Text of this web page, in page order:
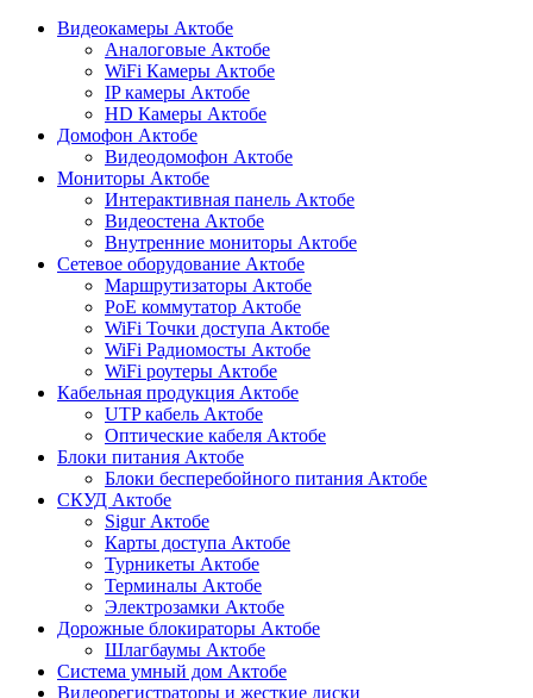
Видеокамеры Актобе
Аналоговые Актобе
WiFi Камеры Актобе
IP камеры Актобе
HD Камеры Актобе
Домофон Актобе
Видеодомофон Актобе
Мониторы Актобе
Интерактивная панель Актобе
Видеостена Актобе
Внутренние мониторы Актобе
Сетевое оборудование Актобе
Маршрутизаторы Актобе
PoE коммутатор Актобе
WiFi Точки доступа Актобе
WiFi Радиомосты Актобе
WiFi роутеры Актобе
Кабельная продукция Актобе
UTP кабель Актобе
Оптические кабеля Актобе
Блоки питания Актобе
Блоки бесперебойного питания Актобе
СКУД Актобе
Sigur Актобе
Карты доступа Актобе
Турникеты Актобе
Терминалы Актобе
Электрозамки Актобе
Дорожные блокираторы Актобе
Шлагбаумы Актобе
Система умный дом Актобе
Видеорегистраторы и жесткие диски